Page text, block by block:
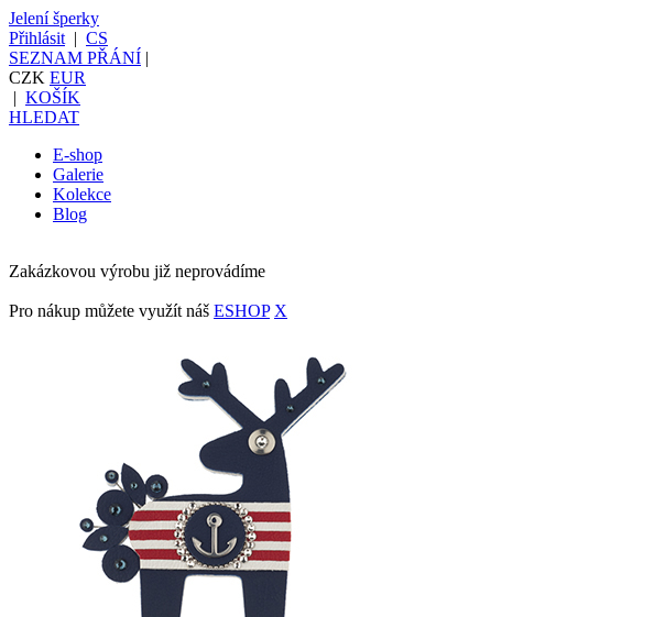
Jelení šperky
Přihlásit | CS
SEZNAM PŘÁNÍ |
CZK EUR
| KOŠÍK
HLEDAT
E-shop
Galerie
Kolekce
Blog
Zakázkovou výrobu již neprovádíme
Pro nákup můžete využít náš ESHOP X